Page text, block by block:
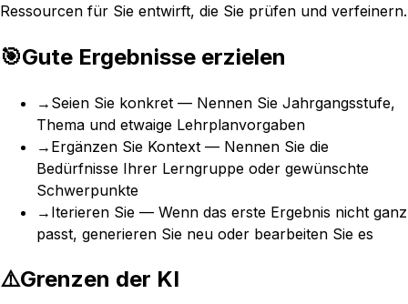
Ressourcen für Sie entwirft, die Sie prüfen und verfeinern.
🎯Gute Ergebnisse erzielen
→ Seien Sie konkret — Nennen Sie Jahrgangsstufe,
Thema und etwaige Lehrplanvorgaben
→ Ergänzen Sie Kontext — Nennen Sie die
Bedürfnisse Ihrer Lerngruppe oder gewünschte
Schwerpunkte
→ Iterieren Sie — Wenn das erste Ergebnis nicht ganz
passt, generieren Sie neu oder bearbeiten Sie es
⚠️Grenzen der KI